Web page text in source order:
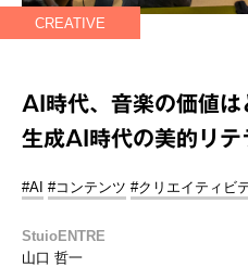
CREATIVE
AI時代、音楽の価値
生成AI時代の美的リテ
#AI #コンテンツ #クリエイティビ
StuioENTRE
山口 哲一